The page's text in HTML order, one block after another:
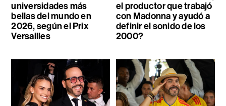
universidades más
bellas del mundo en
2026, según el Prix
Versailles
el productor que trabajó
con Madonna y ayudó a
definir el sonido de los
2000?